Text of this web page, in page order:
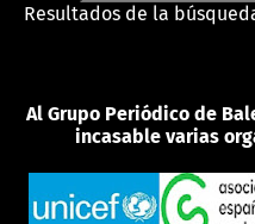
Resultados de la
Al Grupo Periódico de
incasable varias